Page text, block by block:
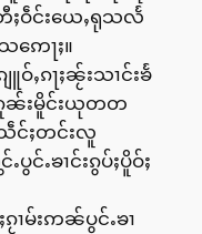
ႈဝဵင်းယေႇရုသလႅ
ဢေႃႈ။
ဝ်ႇၵႃႈၼႂ်းသၢင်းၶႅ
ၵူၼ်းမိူင်းယုတတ
င်ႈတင်းလူ
ႉၶၢင်းၵွပ်ႈပိူဝ်ႈ
ၵႂၢမ်းဢၼ်ပွင်ႉၶၢ